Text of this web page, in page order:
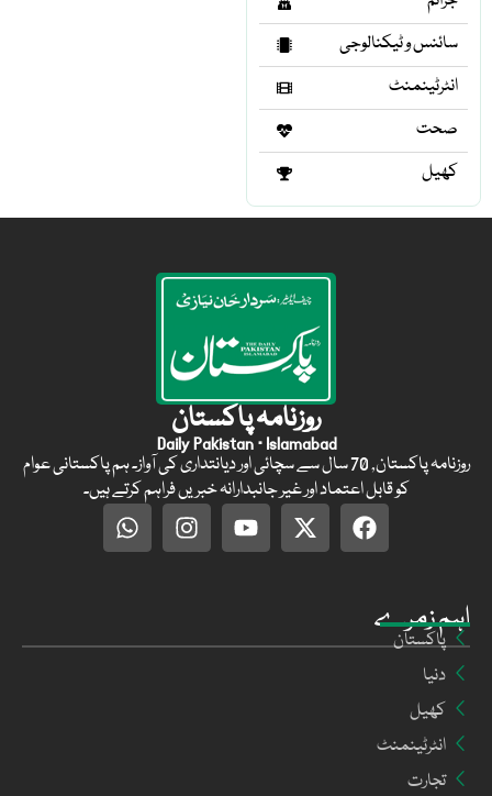
سائنس و ٹیکنالوجی
انٹرٹینمنٹ
صحت
کھیل
اہم زمرے
پاکستان
دنیا
کھیل
انٹرٹینمنٹ
تجارت
روزنامہ پاکستان
Daily Pakistan · Islamabad
روزنامہ پاکستان, 70 سال سے سچائی اور دیانتداری کی آواز۔ ہم پاکستانی عوام
کو قابل اعتماد اور غیر جانبدارانہ خبریں فراہم کرتے ہیں۔